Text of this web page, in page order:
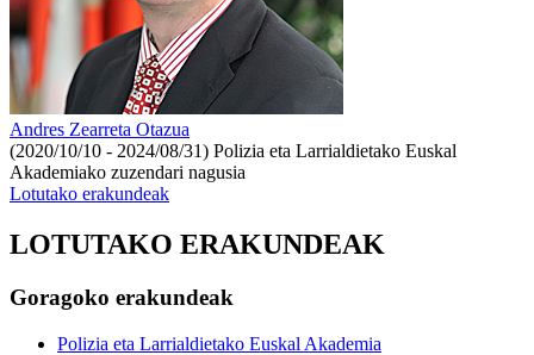
Andres Zearreta Otazua
(2020/10/10 - 2024/08/31) Polizia eta Larrialdietako Euskal
Akademiako zuzendari nagusia
Lotutako erakundeak
LOTUTAKO ERAKUNDEAK
Goragoko erakundeak
Polizia eta Larrialdietako Euskal Akademia